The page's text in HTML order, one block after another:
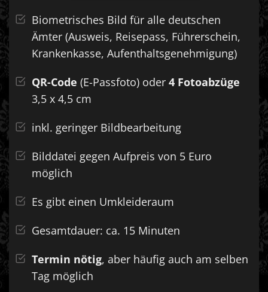
Biometrisches Bild für alle deutschen
Ämter (Ausweis, Reisepass, Führerschein,
Krankenkasse, Aufenthaltsgenehmigung)
QR-Code (E-Passfoto) oder 4 Fotoabzüge
3,5 x 4,5 cm
inkl. geringer Bildbearbeitung
Bilddatei gegen Aufpreis von 5 Euro
möglich
Es gibt einen Umkleideraum
Gesamtdauer: ca. 15 Minuten
Termin nötig, aber häufig auch am selben
Tag möglich